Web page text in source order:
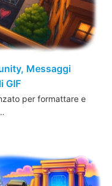
Messaggi
GIF
per formattare e